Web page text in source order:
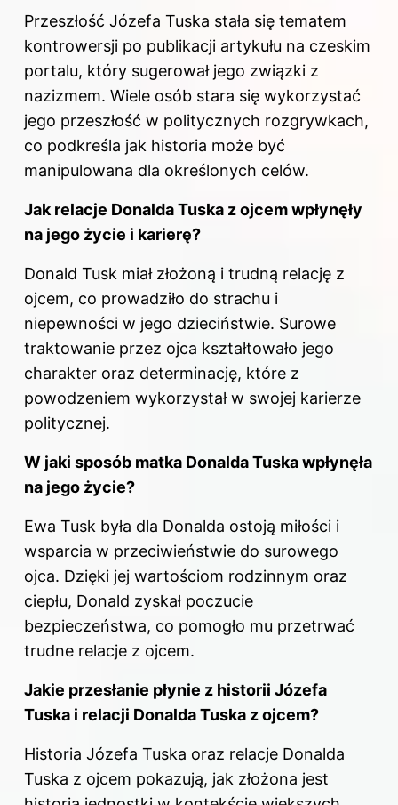
Przeszłość Józefa Tuska stała się tematem
kontrowersji po publikacji artykułu na czeskim
portalu, który sugerował jego związki z
nazizmem. Wiele osób stara się wykorzystać
jego przeszłość w politycznych rozgrywkach,
co podkreśla jak historia może być
manipulowana dla określonych celów.
Jak relacje Donalda Tuska z ojcem wpłynęły
na jego życie i karierę?
Donald Tusk miał złożoną i trudną relację z
ojcem, co prowadziło do strachu i
niepewności w jego dzieciństwie. Surowe
traktowanie przez ojca kształtowało jego
charakter oraz determinację, które z
powodzeniem wykorzystał w swojej karierze
politycznej.
W jaki sposób matka Donalda Tuska wpłynęła
na jego życie?
Ewa Tusk była dla Donalda ostoją miłości i
wsparcia w przeciwieństwie do surowego
ojca. Dzięki jej wartościom rodzinnym oraz
ciepłu, Donald zyskał poczucie
bezpieczeństwa, co pomogło mu przetrwać
trudne relacje z ojcem.
Jakie przesłanie płynie z historii Józefa
Tuska i relacji Donalda Tuska z ojcem?
Historia Józefa Tuska oraz relacje Donalda
Tuska z ojcem pokazują, jak złożona jest